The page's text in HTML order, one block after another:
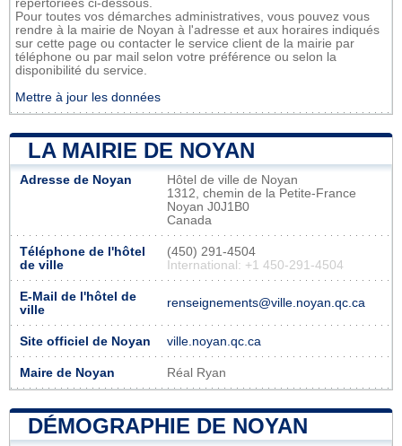
répertoriées ci-dessous.
Pour toutes vos démarches administratives, vous pouvez vous
rendre à la mairie de Noyan à l'adresse et aux horaires indiqués
sur cette page ou contacter le service client de la mairie par
téléphone ou par mail selon votre préférence ou selon la
disponibilité du service.
Mettre à jour les données
LA MAIRIE DE NOYAN
Adresse de Noyan
Hôtel de ville de Noyan
1312, chemin de la Petite-France
Noyan J0J1B0
Canada
Téléphone de l'hôtel
de ville
(450) 291-4504
International: +1 450-291-4504
E-Mail de l'hôtel de
ville
renseignements@ville.noyan.qc.ca
Site officiel de Noyan ville.noyan.qc.ca
Maire de Noyan Réal Ryan
DÉMOGRAPHIE DE NOYAN